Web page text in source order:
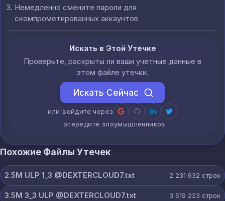
Немедленно смените пароли для
скомпрометированных аккаунтов
Искать в Этой Утечке
Проверьте, раскрыты ли ваши учетные данные в
этом файле утечки.
Искать Сейчас
или войдите через
· опередите злоумышленников
Похожие Файлы Утечек
2.5M ULP 1_3 @DEXTERCLOUD7.txt 2 231 632 строк
3.5M 3_3 ULP @DEXTERCLOUD7.txt 3 519 223 строк